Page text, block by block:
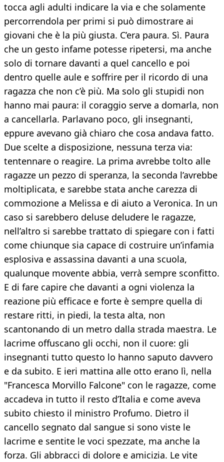
tocca agli adulti indicare la via e che solamente
percorrendola per primi si può dimostrare ai
giovani che è la più giusta. C’era paura. Sì. Paura
che un gesto infame potesse ripetersi, ma anche
solo di tornare davanti a quel cancello e poi
dentro quelle aule e soffrire per il ricordo di una
ragazza che non c’è più. Ma solo gli stupidi non
hanno mai paura: il coraggio serve a domarla, non
a cancellarla. Parlavano poco, gli insegnanti,
eppure avevano già chiaro che cosa andava fatto.
Due scelte a disposizione, nessuna terza via:
tentennare o reagire. La prima avrebbe tolto alle
ragazze un pezzo di speranza, la seconda l’avrebbe
moltiplicata, e sarebbe stata anche carezza di
commozione a Melissa e di aiuto a Veronica. In un
caso si sarebbero deluse deludere le ragazze,
nell’altro si sarebbe trattato di spiegare con i fatti
come chiunque sia capace di costruire un’infamia
esplosiva e assassina davanti a una scuola,
qualunque movente abbia, verrà sempre sconfitto.
E di fare capire che davanti a ogni violenza la
reazione più efficace e forte è sempre quella di
restare ritti, in piedi, la testa alta, non
scantonando di un metro dalla strada maestra. Le
lacrime offuscano gli occhi, non il cuore: gli
insegnanti tutto questo lo hanno saputo davvero
e da subito. E ieri mattina alle otto erano lì, nella
"Francesca Morvillo Falcone" con le ragazze, come
accadeva in tutto il resto d’Italia e come aveva
subito chiesto il ministro Profumo. Dietro il
cancello segnato dal sangue si sono viste le
lacrime e sentite le voci spezzate, ma anche la
forza. Gli abbracci di dolore e amicizia. Le vite